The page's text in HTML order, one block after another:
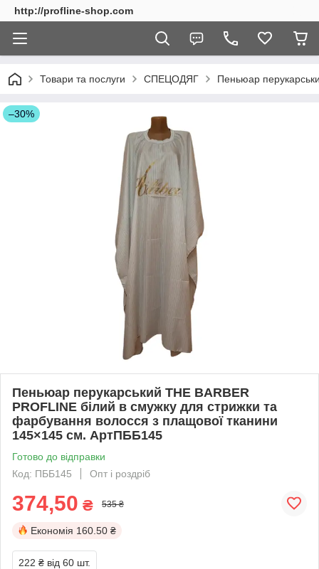
http://profline-shop.com
Товари та послуги СПЕЦОДЯГ Пеньюар
–30%
Пеньюар перукарський THE BARBER
PROFLINE білий в смужку для стрижки та
фарбування волосся з плащової тканини
145×145 см. АртПББ145
Готово до відправки
Код: ПББ145
Опт і роздріб
374,50 ₴ 535 ₴
Економія 160.50 ₴
222 ₴ від 60 шт.